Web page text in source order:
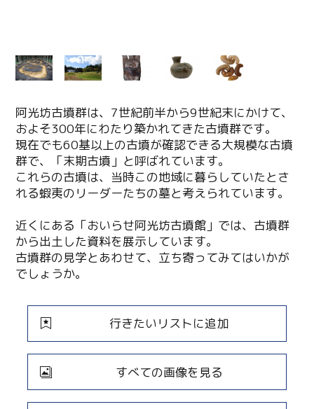
阿光坊古墳群は、7世紀前半から9世紀末にかけて、
およそ300年にわたり築かれてきた古墳群です。
現在でも60基以上の古墳が確認できる大規模な古墳
群で、「末期古墳」と呼ばれています。
これらの古墳は、当時この地域に暮らしていたとさ
れる蝦夷のリーダーたちの墓と考えられています。
近くにある「おいらせ阿光坊古墳館」では、古墳群
から出土した資料を展示しています。
古墳群の見学とあわせて、立ち寄ってみてはいかが
でしょうか。
行きたいリストに追加
すべての画像を見る